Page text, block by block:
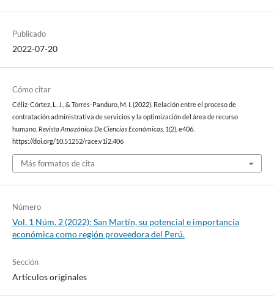
Publicado
2022-07-20
Cómo citar
Céliz-Córtez, L. J., & Torres-Panduro, M. I. (2022). Relación entre el proceso de
contratación administrativa de servicios y la optimización del área de recurso
humano. Revista Amazónica De Ciencias Económicas, 1(2), e406.
https://doi.org/10.51252/race.v1i2.406
Más formatos de cita
Número
Vol. 1 Núm. 2 (2022): San Martín, su potencial e importancia
económica como región proveedora del Perú.
Sección
Artículos originales